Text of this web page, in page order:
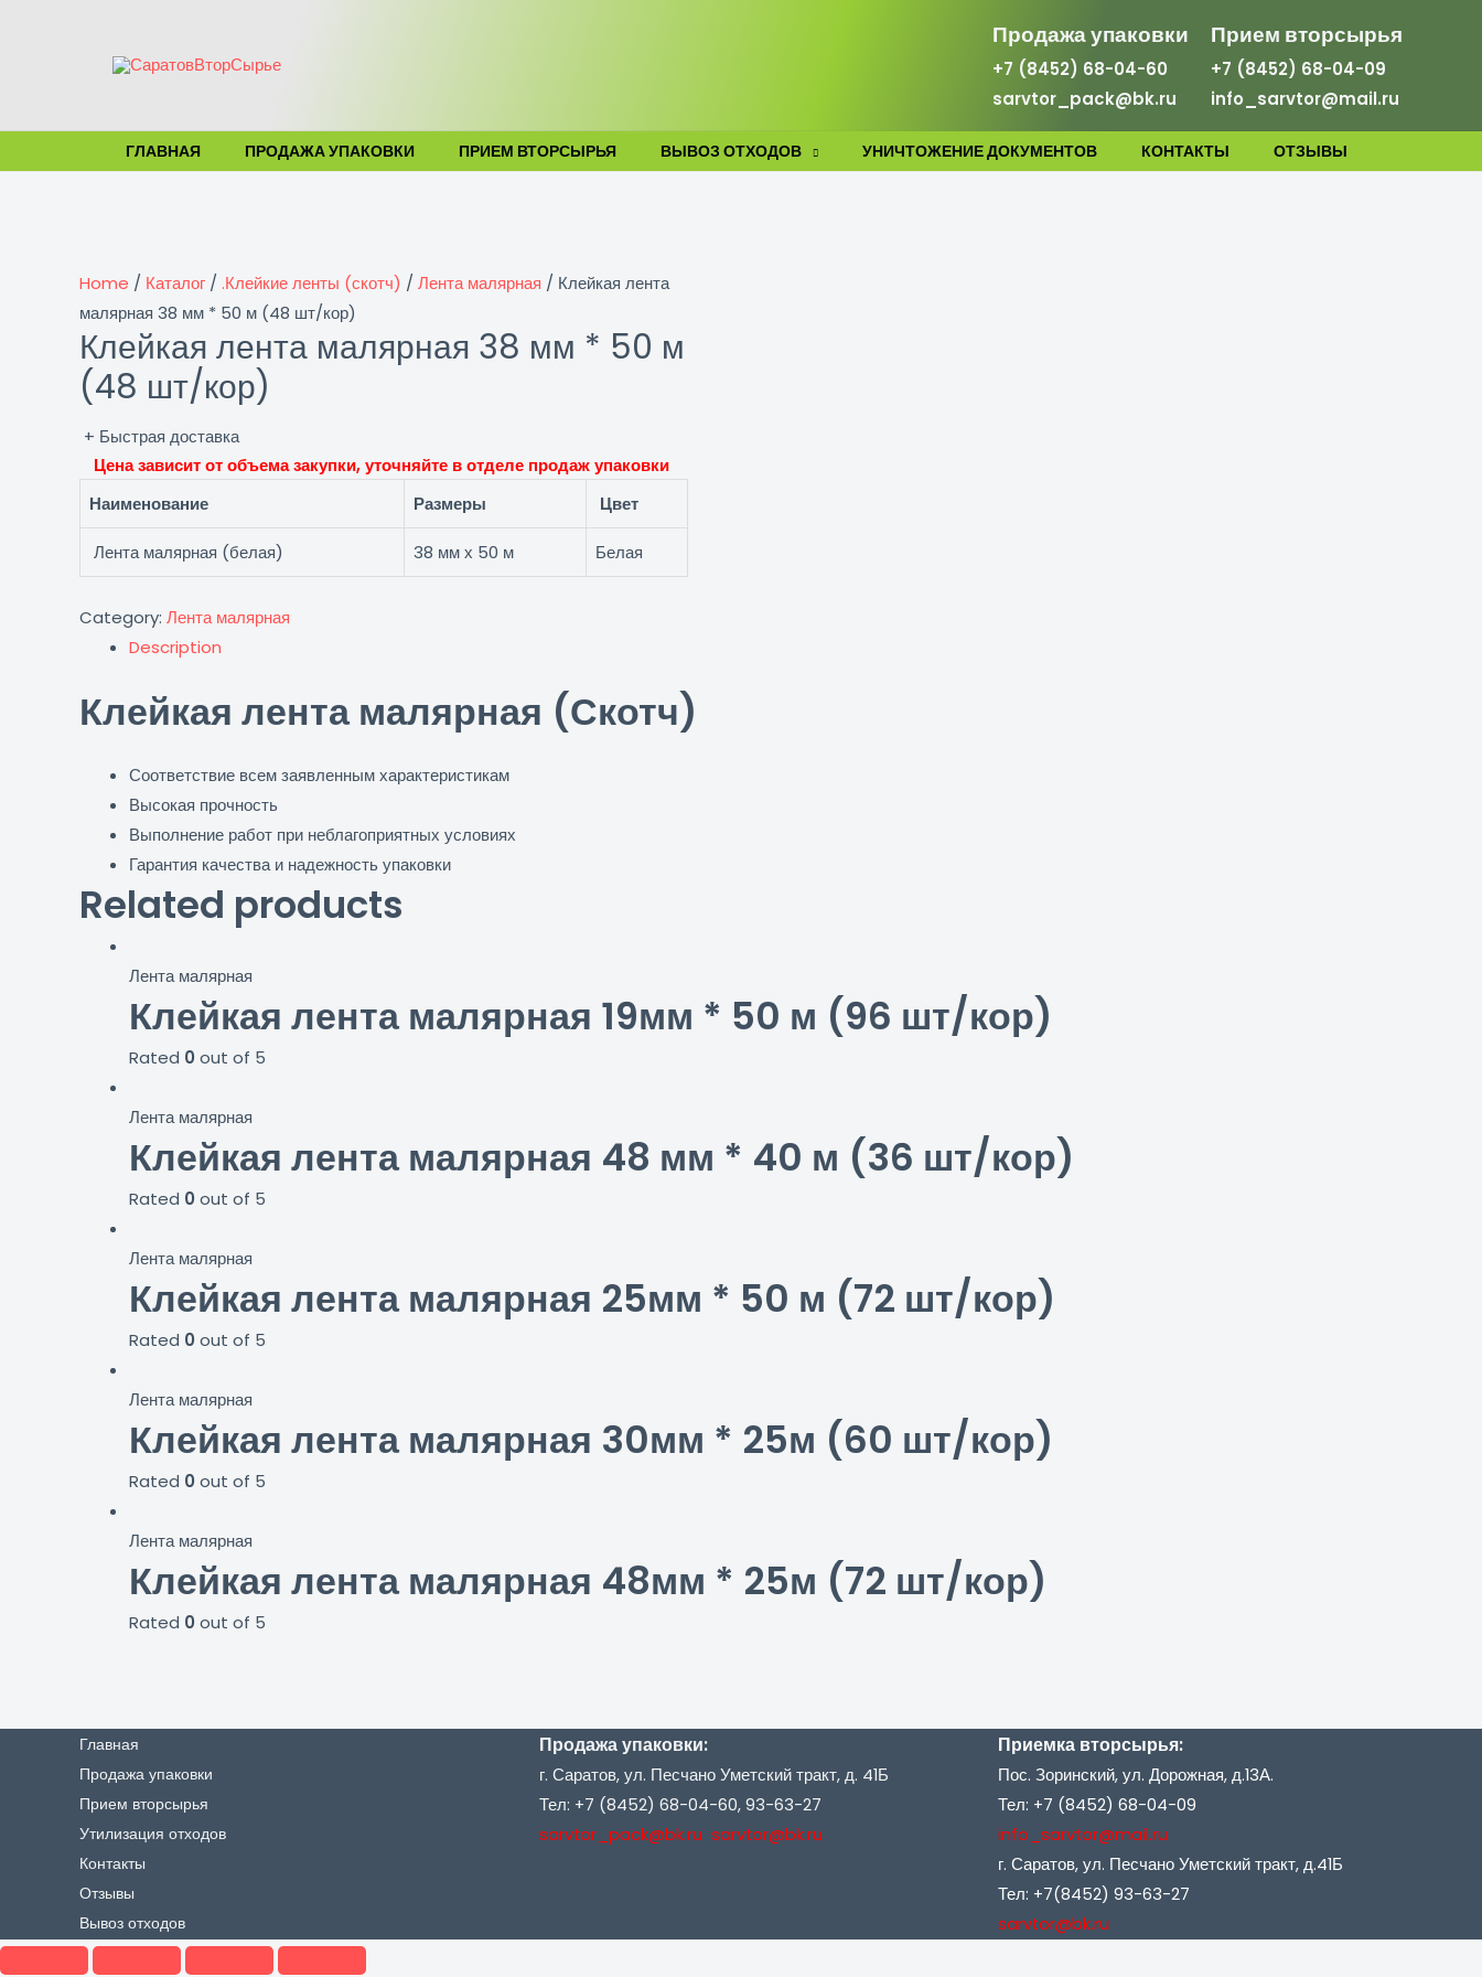
Продажа упаковки
+7 (8452) 68-04-60
sarvtor_pack@bk.ru
Прием вторсырья
+7 (8452) 68-04-09
info_sarvtor@mail.ru
ГЛАВНАЯ ПРОДАЖА УПАКОВКИ ПРИЕМ ВТОРСЫРЬЯ ВЫВОЗ ОТХОДОВ УНИЧТОЖЕНИЕ ДОКУМЕНТОВ КОНТАКТЫ ОТЗЫВЫ
Home / Каталог / .Клейкие ленты (скотч) / Лента малярная / Клейкая лента
малярная 38 мм * 50 м (48 шт/кор)
Клейкая лента малярная 38 мм * 50 м
(48 шт/кор)
+ Быстрая доставка
Цена зависит от объема закупки, уточняйте в отделе продаж упаковки
Наименование
Размеры Цвет
Лента малярная (белая) 38 мм х 50 м Белая
Category: Лента малярная
Description
Клейкая лента малярная (Скотч)
Соответствие всем заявленным характеристикам
Высокая прочность
Выполнение работ при неблагоприятных условиях
Гарантия качества и надежность упаковки
Related products
Лента малярная
Клейкая лента малярная 19мм * 50 м (96 шт/кор)
Rated 0 out of 5
Лента малярная
Клейкая лента малярная 48 мм * 40 м (36 шт/кор)
Rated 0 out of 5
Лента малярная
Клейкая лента малярная 25мм * 50 м (72 шт/кор)
Rated 0 out of 5
Лента малярная
Клейкая лента малярная 30мм * 25м (60 шт/кор)
Rated 0 out of 5
Лента малярная
Клейкая лента малярная 48мм * 25м (72 шт/кор)
Rated 0 out of 5
Главная
Продажа упаковки
Прием вторсырья
Утилизация отходов
Контакты
Отзывы
Вывоз отходов
Продажа упаковки:
г. Саратов, ул. Песчано Уметский тракт, д. 41Б
Тел: +7 (8452) 68-04-60, 93-63-27
sarvtor_pack@bk.ru sarvtor@bk.ru
Приемка вторсырья:
Пос. Зоринский, ул. Дорожная, д.13А.
Тел: +7 (8452) 68-04-09
info_sarvtor@mail.ru
г. Саратов, ул. Песчано Уметский тракт, д.41Б
Тел: +7(8452) 93-63-27
sarvtor@bk.ru